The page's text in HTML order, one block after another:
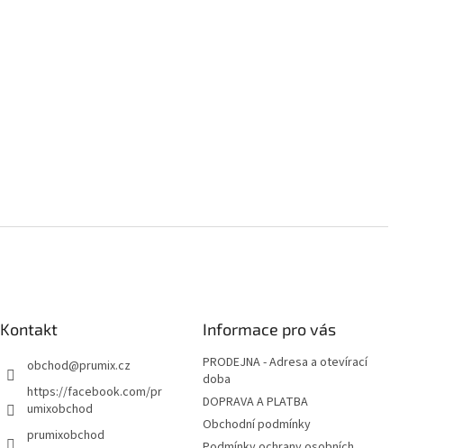
Kontakt
obchod@prumix.cz
https://facebook.com/pr
umixobchod
prumixobchod
Informace pro vás
PRODEJNA - Adresa a otevírací
doba
DOPRAVA A PLATBA
Obchodní podmínky